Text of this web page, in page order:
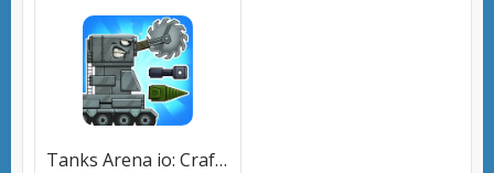
Tanks Arena io: Craft & Combat (Танки Арена ио) [МОД Меню] APK Android